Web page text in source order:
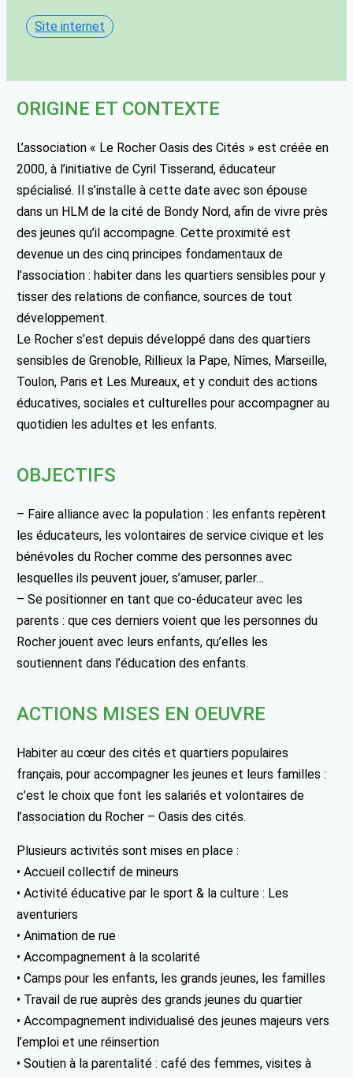
Site internet
ORIGINE ET CONTEXTE
L’association « Le Rocher Oasis des Cités » est créée en
2000, à l’initiative de Cyril Tisserand, éducateur
spécialisé. Il s’installe à cette date avec son épouse
dans un HLM de la cité de Bondy Nord, afin de vivre près
des jeunes qu’il accompagne. Cette proximité est
devenue un des cinq principes fondamentaux de
l’association : habiter dans les quartiers sensibles pour y
tisser des relations de confiance, sources de tout
développement.
Le Rocher s’est depuis développé dans des quartiers
sensibles de Grenoble, Rillieux la Pape, Nîmes, Marseille,
Toulon, Paris et Les Mureaux, et y conduit des actions
éducatives, sociales et culturelles pour accompagner au
quotidien les adultes et les enfants.
OBJECTIFS
– Faire alliance avec la population : les enfants repèrent
les éducateurs, les volontaires de service civique et les
bénévoles du Rocher comme des personnes avec
lesquelles ils peuvent jouer, s’amuser, parler…
– Se positionner en tant que co-éducateur avec les
parents : que ces derniers voient que les personnes du
Rocher jouent avec leurs enfants, qu’elles les
soutiennent dans l’éducation des enfants.
ACTIONS MISES EN OEUVRE
Habiter au cœur des cités et quartiers populaires
français, pour accompagner les jeunes et leurs familles :
c’est le choix que font les salariés et volontaires de
l’association du Rocher – Oasis des cités.
Plusieurs activités sont mises en place :
• Accueil collectif de mineurs
• Activité éducative par le sport & la culture : Les
aventuriers
• Animation de rue
• Accompagnement à la scolarité
• Camps pour les enfants, les grands jeunes, les familles
• Travail de rue auprès des grands jeunes du quartier
• Accompagnement individualisé des jeunes majeurs vers
l’emploi et une réinsertion
• Soutien à la parentalité : café des femmes, visites à